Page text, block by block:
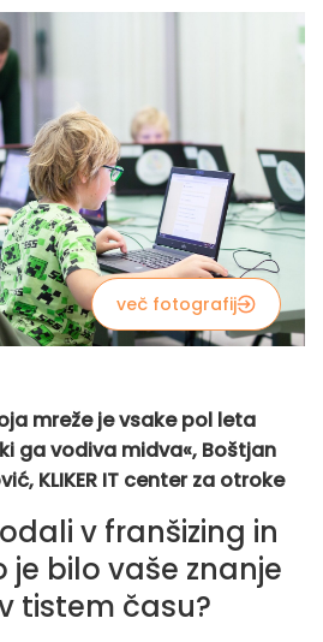
več fotografij
mreže je vsake pol leta
ga vodiva midva«, Boštjan
KLIKER IT center za otroke
v franšizing in
je bilo vaše znanje
tistem času?